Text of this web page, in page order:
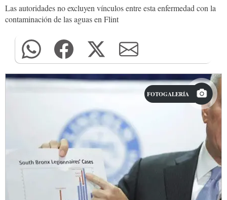
Las autoridades no excluyen vínculos entre esta enfermedad con la
contaminación de las aguas en Flint
FOTOGALERÍA